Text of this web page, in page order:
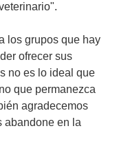
los grupos que hay
ofrecer sus
no es lo ideal que
que permanezca
agradecemos
abandone en la